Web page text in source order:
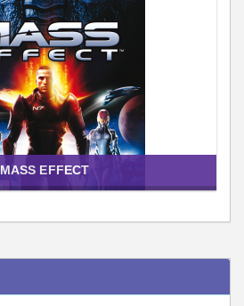
MASS EFFECT